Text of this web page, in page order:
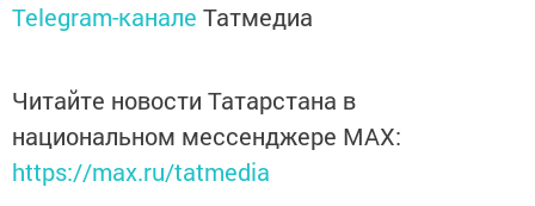
Telegram-канале Татмедиа
Читайте новости Татарстана в
национальном мессенджере MАХ:
https://max.ru/tatmedia